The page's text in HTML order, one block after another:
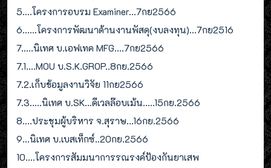
5....โครงการอบรม Examiner...7กย2566
6......โครงการพัฒนาด้านงานพัสดุ(งบลงทุน)...7กย2516
7.....นิเทศ บ.เอฟเทค MFG....7กย2566
7.1....MOU บ.S.K.GROP..8กย.2566
7.2.เก็บข้อมูลงานวิจัย 11กย2566
7.3.....นิเทศ บ.SK...ดีเวลล๊อบเม้น.....15กย.2566
8....ประชุมผู้บริหาร จ.สุราษ...16กย.2566
9...นิเทศ บ.เบสเท็กซ์..20กย.2566
10....โครงการสัมมนาการรณรงค์ป้องกันยาเสพ